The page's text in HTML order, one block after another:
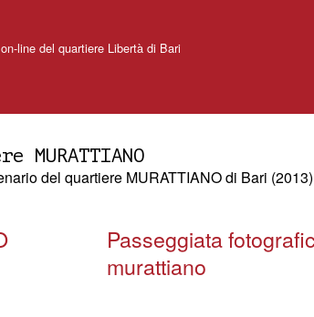
line del quartiere Libertà di Bari
del quartiere MURATTIANO di Bari (2013)
Passeggiata
murattiano